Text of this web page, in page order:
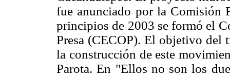
fue anunciado por la Comisión
principios de 2003 se formó el
Presa (CECOP). El objetivo del
la construcción de este
Parota. En "Ellos no son los